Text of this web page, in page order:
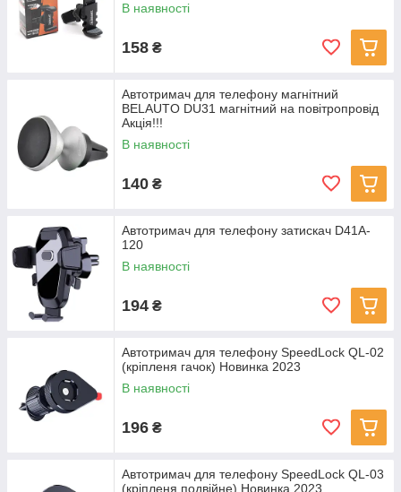
В наявності
158 ₴
Автотримач для телефону магнітний
BELAUTO DU31 магнітний на повітропровід
Акція!!!
В наявності
140 ₴
Автотримач для телефону затискач D41A-
120
В наявності
194 ₴
Автотримач для телефону SpeedLock QL-02
(кріпленя гачок) Новинка 2023
В наявності
196 ₴
Автотримач для телефону SpeedLock QL-03
(кріпленя подвійне) Новинка 2023